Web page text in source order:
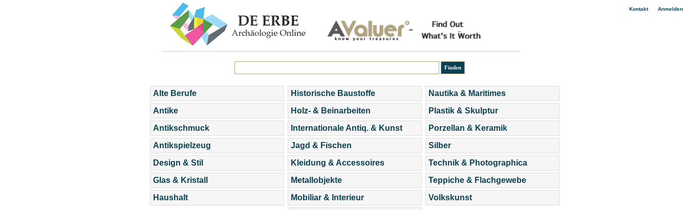
Kontakt| Anmelden
Alte Berufe
Antike
Antikschmuck
Antikspielzeug
Design & Stil
Glas & Kristall
Haushalt
Historische Baustoffe
Holz- & Beinarbeiten
Internationale Antiq. & Kunst
Jagd & Fischen
Kleidung & Accessoires
Metallobjekte
Mobiliar & Interieur
Nautika & Maritimes
Plastik & Skulptur
Porzellan & Keramik
Silber
Technik & Photographica
Teppiche & Flachgewebe
Volkskunst